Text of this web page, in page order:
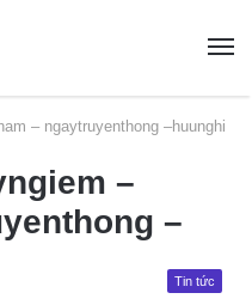
– ngaytruyenthong –huunghi
–
–
Tin tức